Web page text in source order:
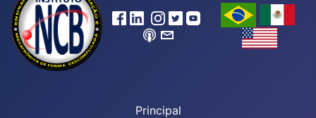
Principal